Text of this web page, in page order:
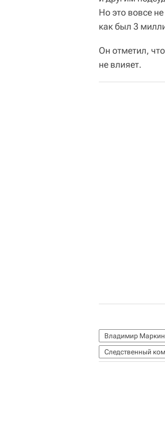
Но это вовсе
как был 3
Он отметил,
не влияет.
Владимир Маркин
Следственный